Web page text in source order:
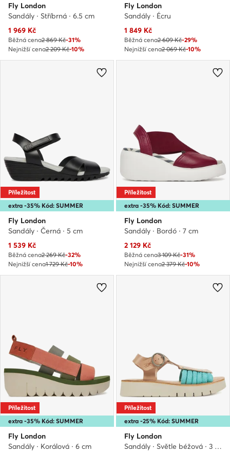
Fly London
Sandály · Stříbrná · 6.5 cm
Aktuální cena
1 969 Kč
Běžná cena2 869 Kč-31%
Nejnižší cena2 209 Kč-10%
Fly London
Sandály · Écru
Aktuální cena
1 849 Kč
Běžná cena2 609 Kč-29%
Nejnižší cena2 069 Kč-10%
extra -35% Kód: SUMMER
Příležitost
Fly London
Sandály · Černá · 5 cm
Aktuální cena
1 539 Kč
Běžná cena2 269 Kč-32%
Nejnižší cena1 729 Kč-10%
extra -35% Kód: SUMMER
Příležitost
Fly London
Sandály · Bordó · 7 cm
Aktuální cena
2 129 Kč
Běžná cena3 109 Kč-31%
Nejnižší cena2 379 Kč-10%
extra -35% Kód: SUMMER
Příležitost
Fly London
Sandály · Korálová · 6 cm
extra -25% Kód: SUMMER
Příležitost
Fly London
Sandály · Světle béžová · 3 cm